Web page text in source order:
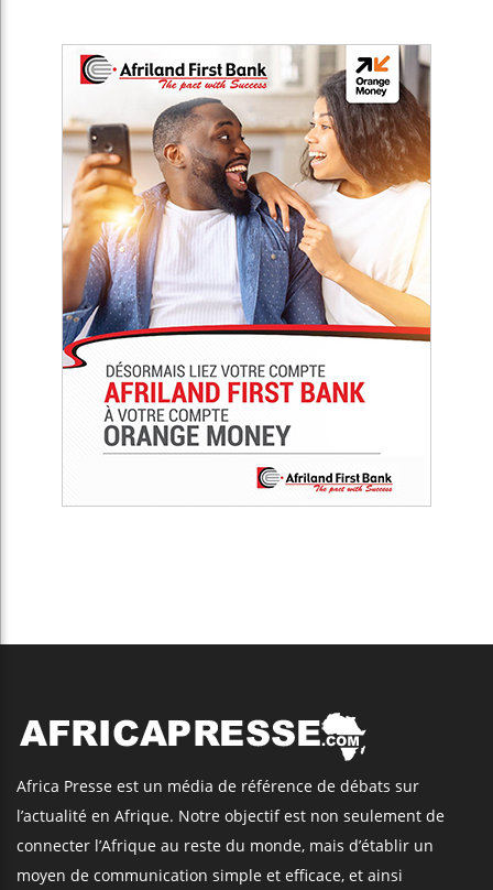
Africa Presse est un média de référence de débats sur
l’actualité en Afrique. Notre objectif est non seulement de
connecter l’Afrique au reste du monde, mais d’établir un
moyen de communication simple et efficace, et ainsi